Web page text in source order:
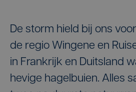
De storm hield bij ons
de regio Wingene en
in Frankrijk en Duitsland
hevige hagelbuien. Alles